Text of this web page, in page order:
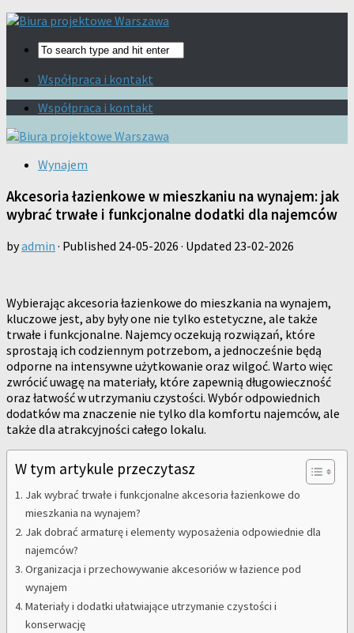
Współpraca i kontakt
Współpraca i kontakt
Wynajem
Akcesoria łazienkowe w mieszkaniu na wynajem: jak
wybrać trwałe i funkcjonalne dodatki dla najemców
byadmin · Published 24-05-2026 · Updated 23-02-2026
Wybierając akcesoria łazienkowe do mieszkania na wynajem,
kluczowe jest, aby były one nie tylko estetyczne, ale także
trwałe i funkcjonalne. Najemcy oczekują rozwiązań, które
sprostają ich codziennym potrzebom, a jednocześnie będą
odporne na intensywne użytkowanie oraz wilgoć. Warto więc
zwrócić uwagę na materiały, które zapewnią długowieczność
oraz łatwość w utrzymaniu czystości. Wybór odpowiednich
dodatków ma znaczenie nie tylko dla komfortu najemców, ale
także dla atrakcyjności całego lokalu.
W tym artykule przeczytasz
Jak wybrać trwałe i funkcjonalne akcesoria łazienkowe do
mieszkania na wynajem?
Jak dobrać armaturę i elementy wyposażenia odpowiednie dla
najemców?
Organizacja i przechowywanie akcesoriów w łazience pod
wynajem
Materiały i dodatki ułatwiające utrzymanie czystości i
konserwację